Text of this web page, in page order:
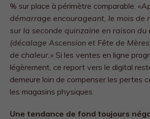
% sur place à périmètre comparable. «
démarrage encourageant, le mois de
sur la seconde quinzaine en raison du
(décalage Ascension et Fête de
de chaleur.» Si les ventes en ligne
légèrement, ce report vers le digital
demeure loin de compenser les pertes
les magasins physiques.
Une tendance de fond toujours